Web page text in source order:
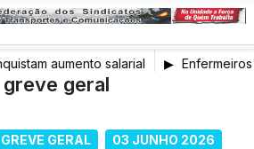
aumento salarial
geral
GREVE GERAL 03 JUNHO 2026